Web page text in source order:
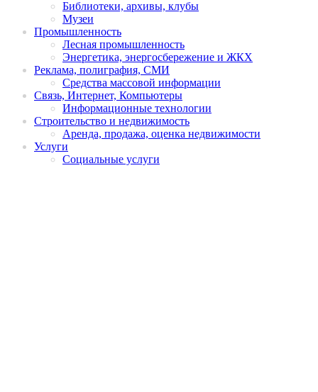
Библиотеки, архивы, клубы
Музеи
Промышленность
Лесная промышленность
Энергетика, энергосбережение и ЖКХ
Реклама, полиграфия, СМИ
Средства массовой информации
Связь, Интернет, Компьютеры
Информационные технологии
Строительство и недвижимость
Аренда, продажа, оценка недвижимости
Услуги
Социальные услуги